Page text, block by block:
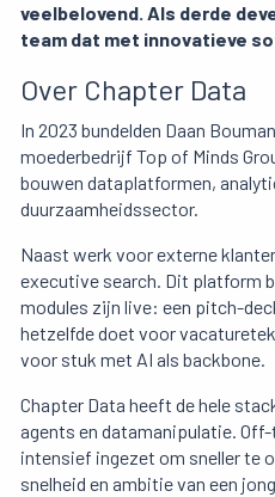
veelbelovend. Als derde
team dat met innovatieve
Over Chapter Data
In 2023 bundelden Daan
moederbedrijf Top of Minds
bouwen dataplatformen,
duurzaamheidssector.
Naast werk voor externe
executive search. Dit platform
modules zijn live: een pitch-
hetzelfde doet voor
voor stuk met AI als backbone.
Chapter Data heeft de hele
agents en datamanipulatie.
intensief ingezet om sneller te
snelheid en ambitie van een